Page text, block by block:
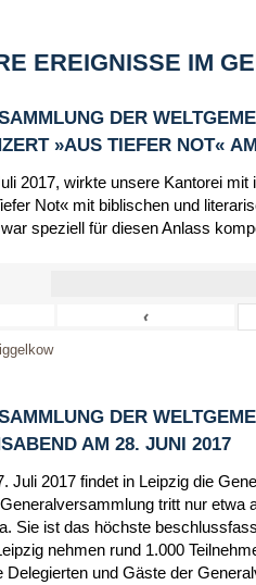
EREIGNISSE IM
DER
»AUS TIEFER NOT«
2017, wirkte unsere Kantorei
Not« mit biblischen und
speziell für diesen Anlass
‹
DER
AM 28. JUNI 2017
Juli 2017 findet in Leipzig die
tritt nur
Sie ist das höchste
nehmen rund 1.000
Delegierten und Gäste der